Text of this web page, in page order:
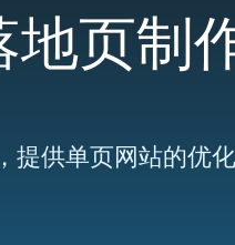
地页制
提供单页网站的优